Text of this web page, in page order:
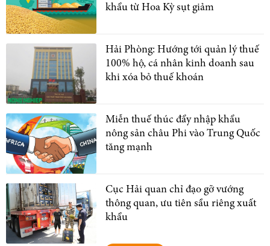
khẩu từ Hoa Kỳ sụt giảm
Hải Phòng: Hướng tới quản lý thuế
100% hộ, cá nhân kinh doanh sau
khi xóa bỏ thuế khoán
Miễn thuế thúc đẩy nhập khẩu
nông sản châu Phi vào Trung Quốc
tăng mạnh
Cục Hải quan chỉ đạo gỡ vướng
thông quan, ưu tiên sầu riêng xuất
khẩu